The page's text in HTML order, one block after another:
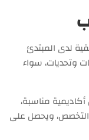
لدى المبتدئ
وتحديات، سواء
مناسبة،
ويحصل على